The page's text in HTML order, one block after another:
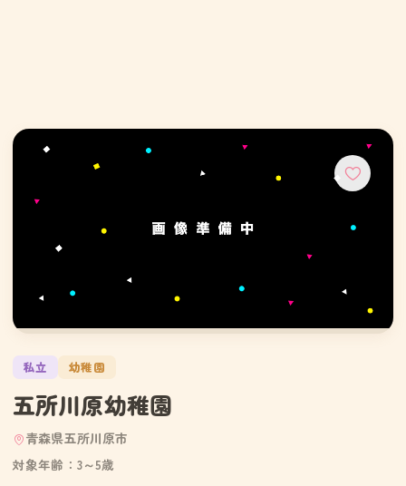
私立 幼稚園
五所川原幼稚園
青森県五所川原市
対象年齢：3～5歳